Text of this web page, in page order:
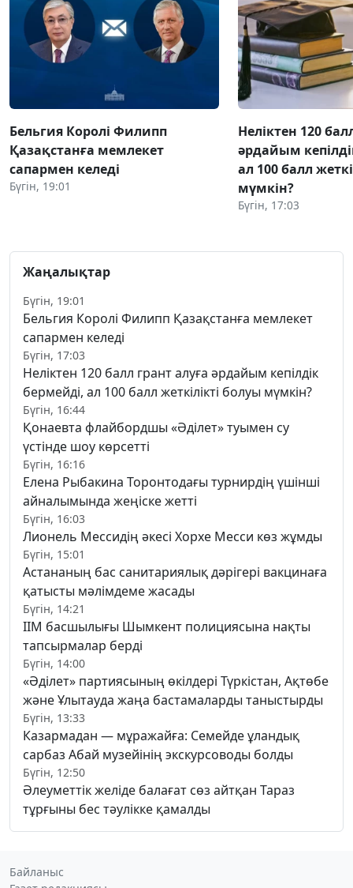
Бельгия Королі Филипп
Қазақстанға мемлекет
сапармен келеді
Бүгін, 19:01
Неліктен 120
әрдайым
ал 100 балл
мүмкін?
Бүгін, 17:03
Жаңалықтар
Бүгін, 19:01
Бельгия Королі Филипп Қазақстанға мемлекет
сапармен келеді
Бүгін, 17:03
Неліктен 120 балл грант алуға әрдайым кепілдік
бермейді, ал 100 балл жеткілікті болуы мүмкін?
Бүгін, 16:44
Қонаевта флайбордшы «Әділет» туымен су
үстінде шоу көрсетті
Бүгін, 16:16
Елена Рыбакина Торонтодағы турнирдің үшінші
айналымында жеңіске жетті
Бүгін, 16:03
Лионель Мессидің әкесі Хорхе Месси көз жұмды
Бүгін, 15:01
Астананың бас санитариялық дәрігері вакцинаға
қатысты мәлімдеме жасады
Бүгін, 14:21
ІІМ басшылығы Шымкент полициясына нақты
тапсырмалар берді
Бүгін, 14:00
«Әділет» партиясының өкілдері Түркістан, Ақтөбе
және Ұлытауда жаңа бастамаларды таныстырды
Бүгін, 13:33
Казармадан — мұражайға: Семейде ұландық
сарбаз Абай музейінің экскурсоводы болды
Бүгін, 12:50
Әлеуметтік желіде балағат сөз айтқан Тараз
тұрғыны бес тәулікке қамалды
Байланыс